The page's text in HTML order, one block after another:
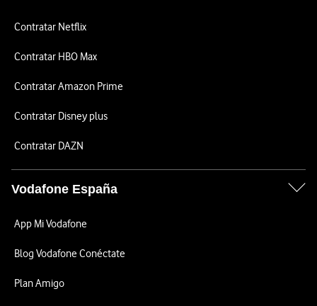
Contratar Netflix
Contratar HBO Max
Contratar Amazon Prime
Contratar Disney plus
Contratar DAZN
Vodafone España
App Mi Vodafone
Blog Vodafone Conéctate
Plan Amigo